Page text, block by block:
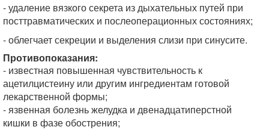
- удаление вязкого секрета из дыхательных путей при
посттравматических и послеоперационных состояниях;
- облегчает секреции и выделения слизи при синусите.
Противопоказания:
- известная повышенная чувствительность к
ацетилцистеину или другим ингредиентам готовой
лекарственной формы;
- язвенная болезнь желудка и двенадцатиперстной
кишки в фазе обострения;